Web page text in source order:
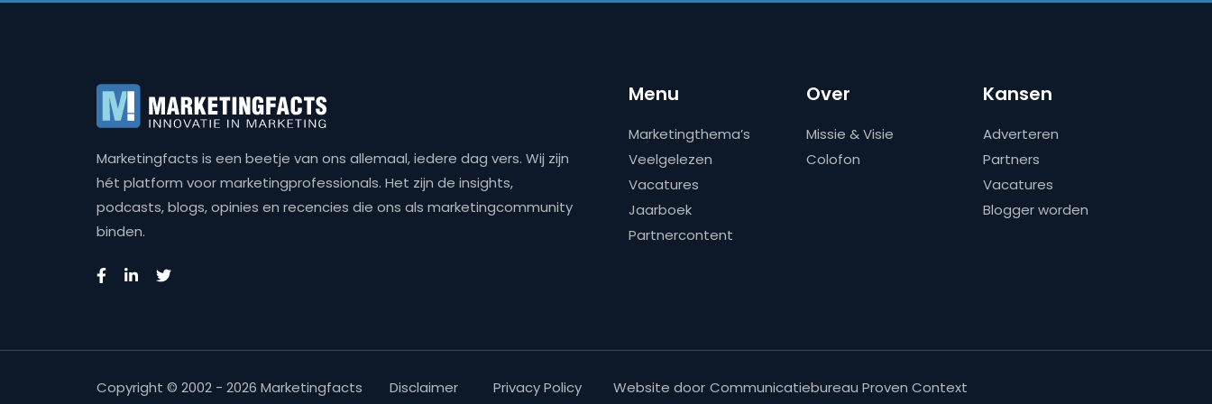
Marketingfacts is een beetje van ons allemaal, iedere dag vers. Wij zijn
hét platform voor marketingprofessionals. Het zijn de insights,
podcasts, blogs, opinies en recencies die ons als marketingcommunity
binden.
Menu
Marketingthema’s
Veelgelezen
Vacatures
Jaarboek
Partnercontent
Over
Missie & Visie
Colofon
Kansen
Adverteren
Partners
Vacatures
Blogger worden
Copyright © 2002 - 2026 Marketingfacts Disclaimer Privacy Policy Website door Communicatiebureau Proven Context